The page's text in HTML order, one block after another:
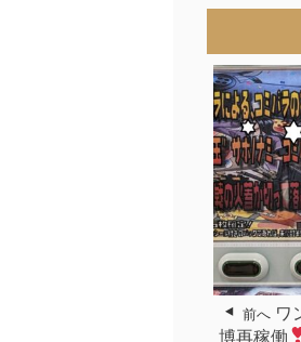
前へ ワ
博再稼働